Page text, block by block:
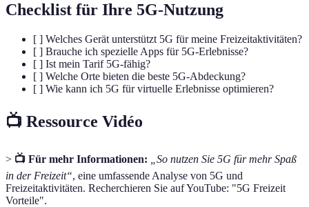
Checklist für Ihre 5G-Nutzung
[ ] Welches Gerät unterstützt 5G für meine Freizeitaktivitäten?
[ ] Brauche ich spezielle Apps für 5G-Erlebnisse?
[ ] Ist mein Tarif 5G-fähig?
[ ] Welche Orte bieten die beste 5G-Abdeckung?
[ ] Wie kann ich 5G für virtuelle Erlebnisse optimieren?
📺 Ressource Vidéo
> 📺 Für mehr Informationen:
„So nutzen Sie 5G für mehr Spaß
in der Freizeit“, eine umfassende Analyse von 5G und
Freizeitaktivitäten. Recherchieren Sie auf YouTube: "5G Freizeit
Vorteile".